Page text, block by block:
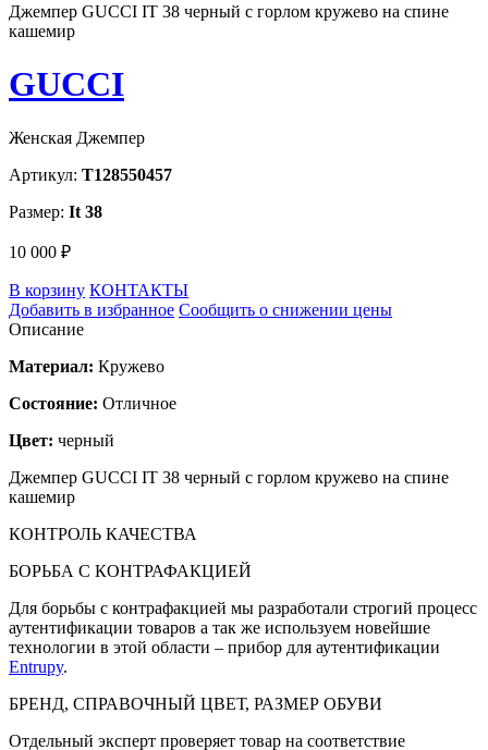
Джемпер GUCCI IT 38 черный с горлом кружево на спине
кашемир
GUCCI
Женская Джемпер
Артикул: T128550457
Размер: It 38
10 000 ₽
В корзину КОНТАКТЫ
Добавить в избранное Сообщить о снижении цены
Описание
Материал: Кружево
Состояние: Отличное
Цвет: черный
Джемпер GUCCI IT 38 черный с горлом кружево на спине
кашемир
КОНТРОЛЬ КАЧЕСТВА
БОРЬБА С КОНТРАФАКЦИЕЙ
Для борьбы с контрафакцией мы разработали строгий процесс
аутентификации товаров а так же используем новейшие
технологии в этой области – прибор для аутентификации
Entrupy.
БРЕНД, СПРАВОЧНЫЙ ЦВЕТ, РАЗМЕР ОБУВИ
Отдельный эксперт проверяет товар на соответствие